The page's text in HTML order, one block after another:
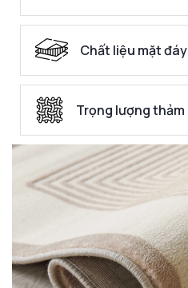
Chất liệu mặt đáy
Trọng lượng thảm